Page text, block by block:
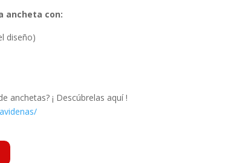
ancheta con:
diseño)
anchetas? ¡ Descúbrelas aquí !